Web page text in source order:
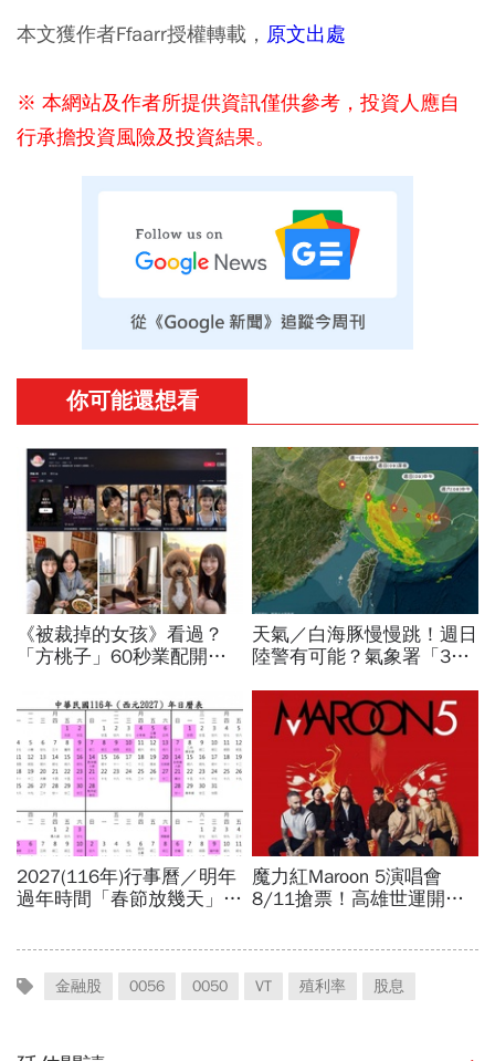
本文獲作者Ffaarr授權轉載， 原文出處
※ 本網站及作者所提供資訊僅供參考，投資人應自
行承擔投資風險及投資結果。
金融股 0056 0050 VT 殖利率 股息